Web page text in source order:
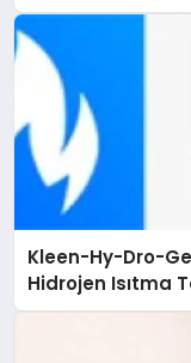
Kleen-Hy-Dro-
Hidrojen Isıtma
Düzenleyici